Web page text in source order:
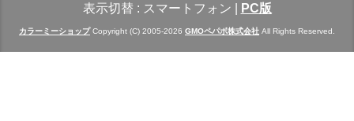
表示切替 : スマートフォン PC版
カラーミーショップCopyright (C) 2005-2026 GMOペパボ株式会社 All Rights Reserved.